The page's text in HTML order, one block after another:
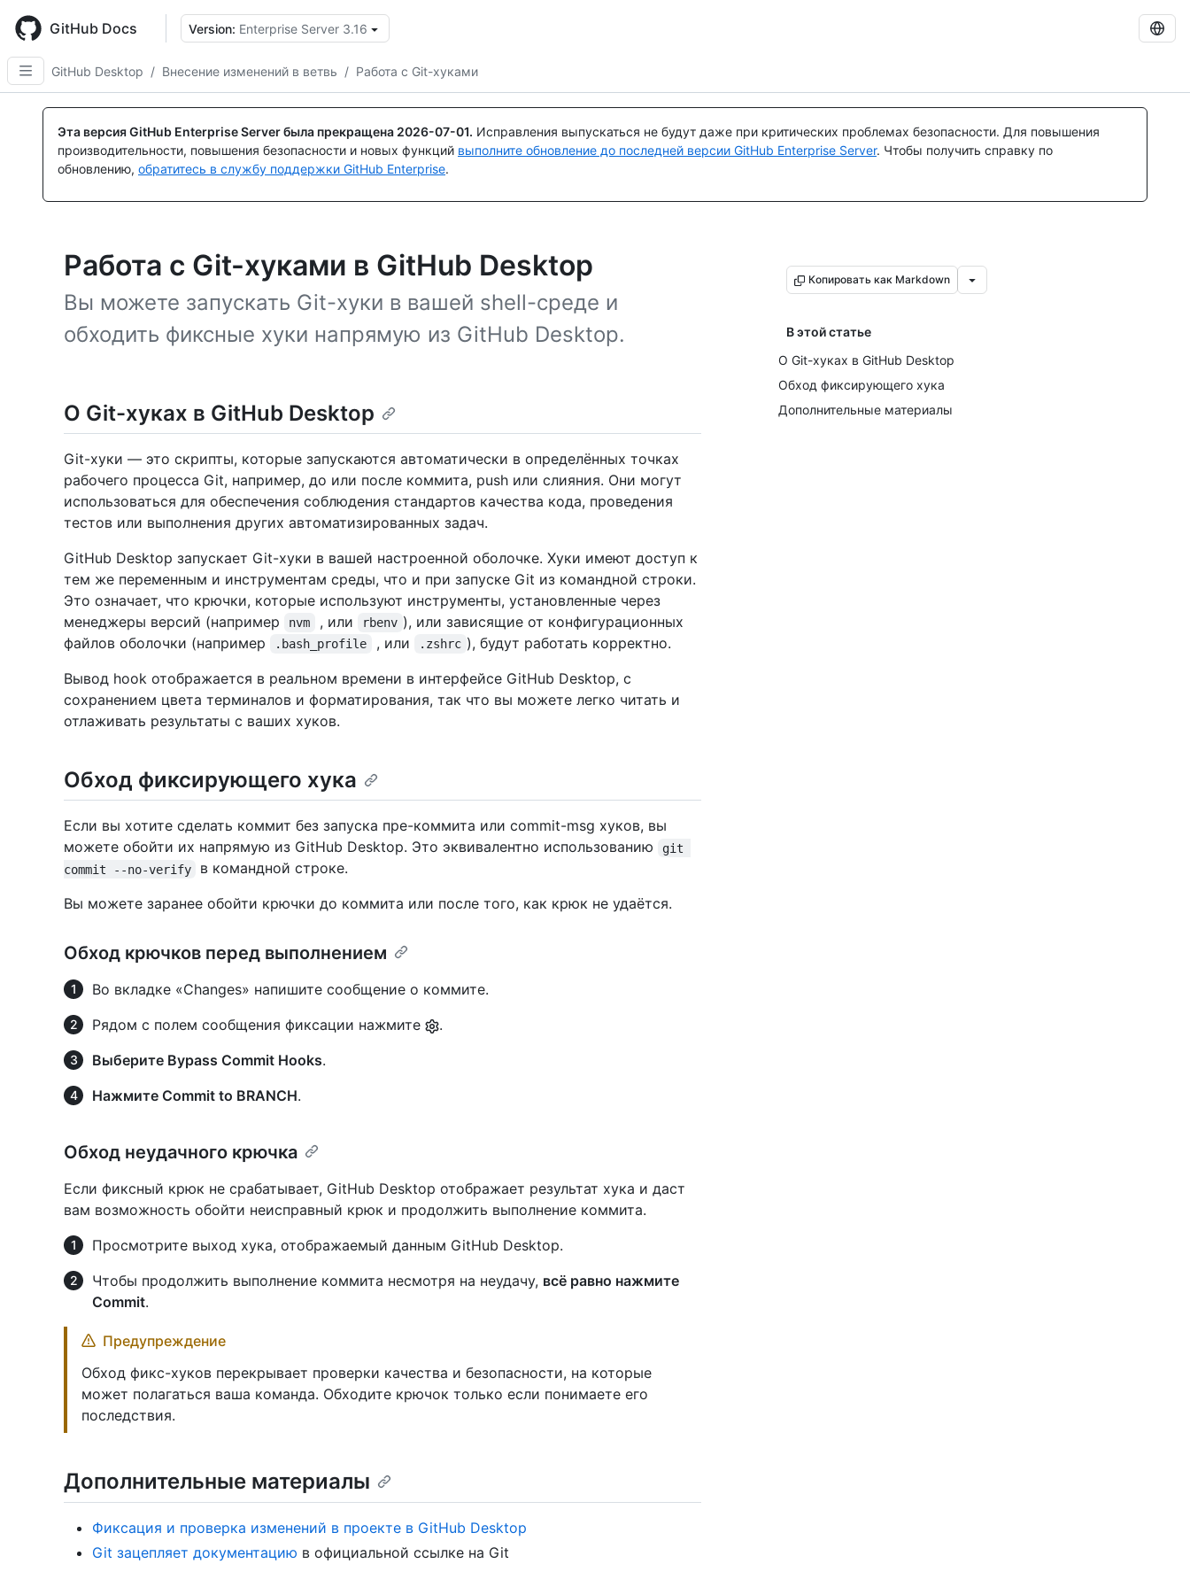
main
content
GitHub Docs Version: Enterprise Server 3.16
GitHub Desktop / Внесение изменений в ветвь / Работа с Git-хуками
Эта версия GitHub Enterprise Server была прекращена 2026-07-01. Исправления выпускаться не будут даже при критических проблемах безопасности. Для повышения
производительности, повышения безопасности и новых функций выполните обновление до последней версии GitHub Enterprise Server. Чтобы получить справку по
обновлению, обратитесь в службу поддержки GitHub Enterprise.
Работа с Git-хуками в GitHub Desktop
Вы можете запускать Git-хуки в вашей shell-среде и
обходить фиксные хуки напрямую из GitHub Desktop.
Копировать как Markdown
В этой статье
О Git-хуках в GitHub Desktop
Обход фиксирующего хука
Дополнительные материалы
О Git-хуках в GitHub Desktop
Git-хуки — это скрипты, которые запускаются автоматически в определённых точках
рабочего процесса Git, например, до или после коммита, push или слияния. Они могут
использоваться для обеспечения соблюдения стандартов качества кода, проведения
тестов или выполнения других автоматизированных задач.
GitHub Desktop запускает Git-хуки в вашей настроенной оболочке. Хуки имеют доступ к
тем же переменным и инструментам среды, что и при запуске Git из командной строки.
Это означает, что крючки, которые используют инструменты, установленные через
менеджеры версий (например
nvm , или rbenv ), или зависящие от конфигурационных
файлов оболочки (например
.bash_profile , или .zshrc ), будут работать корректно.
Вывод hook отображается в реальном времени в интерфейсе GitHub Desktop, с
сохранением цвета терминалов и форматирования, так что вы можете легко читать и
отлаживать результаты с ваших хуков.
Обход фиксирующего хука
Если вы хотите сделать коммит без запуска пре-коммита или commit-msg хуков, вы
можете обойти их напрямую из GitHub Desktop. Это эквивалентно использованию
git
commit --no-verify
в командной строке.
Вы можете заранее обойти крючки до коммита или после того, как крюк не удаётся.
Обход крючков перед выполнением
Во вкладке «Changes» напишите сообщение о коммите.
Рядом с полем сообщения фиксации нажмите
.
Выберите Bypass Commit Hooks.
Нажмите Commit to BRANCH.
Обход неудачного крючка
Если фиксный крюк не срабатывает, GitHub Desktop отображает результат хука и даст
вам возможность обойти неисправный крюк и продолжить выполнение коммита.
Просмотрите выход хука, отображаемый данным GitHub Desktop.
Чтобы продолжить выполнение коммита несмотря на неудачу, всё равно нажмите
Commit.
Предупреждение
Обход фикс-хуков перекрывает проверки качества и безопасности, на которые
может полагаться ваша команда. Обходите крючок только если понимаете его
последствия.
Дополнительные материалы
Фиксация и проверка изменений в проекте в GitHub Desktop
Git зацепляет документацию в официальной ссылке на Git